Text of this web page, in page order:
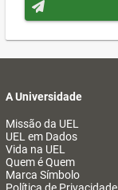
A Universidade
Missão da UEL
UEL em Dados
Vida na UEL
Quem é Quem
Marca Símbolo